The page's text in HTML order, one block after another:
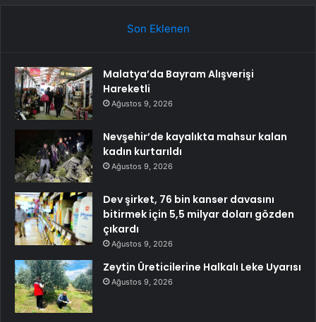
Son Eklenen
Malatya’da Bayram Alışverişi
Hareketli
Ağustos 9, 2026
Nevşehir’de kayalıkta mahsur kalan
kadın kurtarıldı
Ağustos 9, 2026
Dev şirket, 76 bin kanser davasını
bitirmek için 5,5 milyar doları gözden
çıkardı
Ağustos 9, 2026
Zeytin Üreticilerine Halkalı Leke Uyarısı
Ağustos 9, 2026